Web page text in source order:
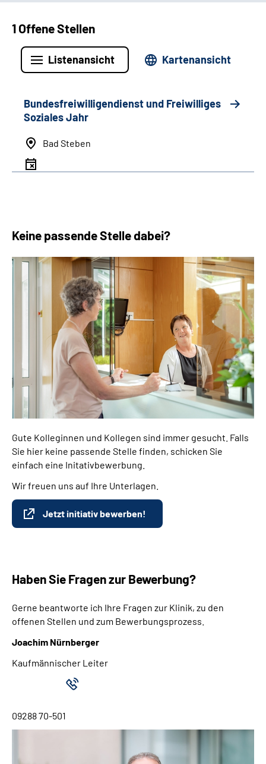
1 Offene Stellen
Listenansicht Kartenansicht
Bundesfreiwilligendienst und Freiwilliges
Soziales Jahr
Bad Steben
Keine passende Stelle dabei?
Gute Kolleginnen und Kollegen sind immer gesucht. Falls
Sie hier keine passende Stelle finden, schicken Sie
einfach eine Initativbewerbung.
Wir freuen uns auf Ihre Unterlagen.
Jetzt initiativ bewerben!
Haben Sie Fragen zur Bewerbung?
Gerne beantworte ich Ihre Fragen zur Klinik, zu den
offenen Stellen und zum Bewerbungsprozess.
Joachim Nürnberger
Kaufmännischer Leiter
09288 70-501